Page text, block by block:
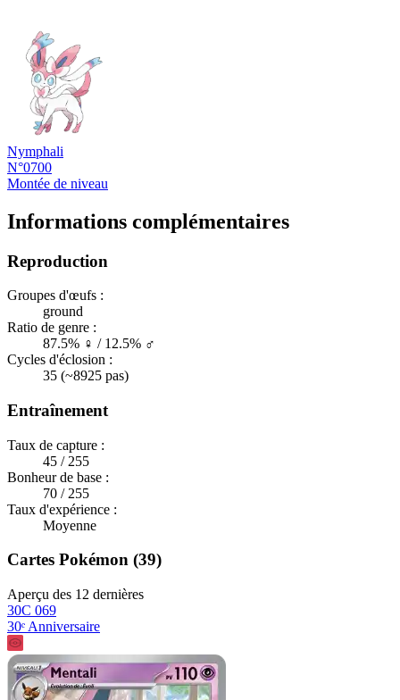
Nymphali
N°0700
Montée de niveau
Informations complémentaires
Reproduction
Groupes d'œufs :
ground
Ratio de genre :
87.5% ♀ / 12.5% ♂
Cycles d'éclosion :
35 (~8925 pas)
Entraînement
Taux de capture :
45 / 255
Bonheur de base :
70 / 255
Taux d'expérience :
Moyenne
Cartes Pokémon (39)
Aperçu des 12 dernières
30C 069
30ᵉ Anniversaire